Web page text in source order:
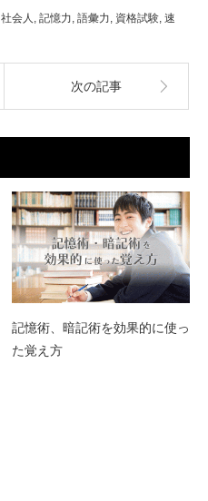
社会人 , 記憶力, 語彙力, 資格試験, 速
次の記事
記憶術、暗記術を効果的に使っ
た覚え方